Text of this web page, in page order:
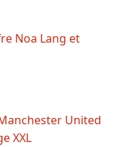
Noa Lang et
United
XXL